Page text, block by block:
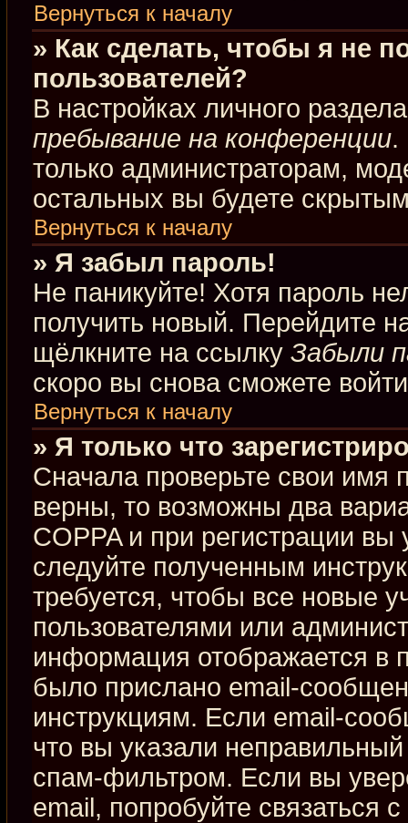
Вернуться к началу
» Как сделать, чтобы я не
пользователей?
В настройках личного
пребывание на конференции.
только администраторам,
остальных вы будете
Вернуться к началу
» Я забыл пароль!
Не паникуйте! Хотя пароль
получить новый. Перейдите
щёлкните на ссылку Забыли
скоро вы снова сможете
Вернуться к началу
» Я только что
Сначала проверьте свои имя
верны, то возможны два
COPPA и при регистрации
следуйте полученным
требуется, чтобы все новые
пользователями или
информация отображается в
было прислано email-
инструкциям. Если email-
что вы указали
спам-фильтром. Если вы
email, попробуйте связаться